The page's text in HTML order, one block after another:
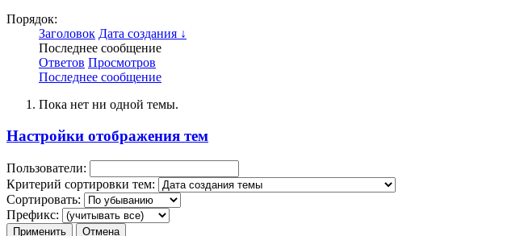
Порядок:
Заголовок Дата создания ↓
Последнее сообщение
Ответов Просмотров
Последнее сообщение
Пока нет ни одной темы.
Настройки отображения тем
Пользователи:
Критерий сортировки тем:
Сортировать:
Префикс: